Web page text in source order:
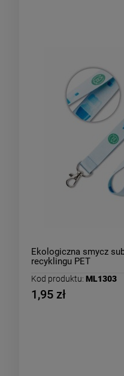
Ekologiczna smycz
recyklingu PET
Kod produktu: ML1303
1,95 zł